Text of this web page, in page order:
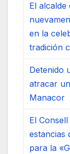
El
en la
tradición
Detenido
atracar
Manacor
El
estancias
para la